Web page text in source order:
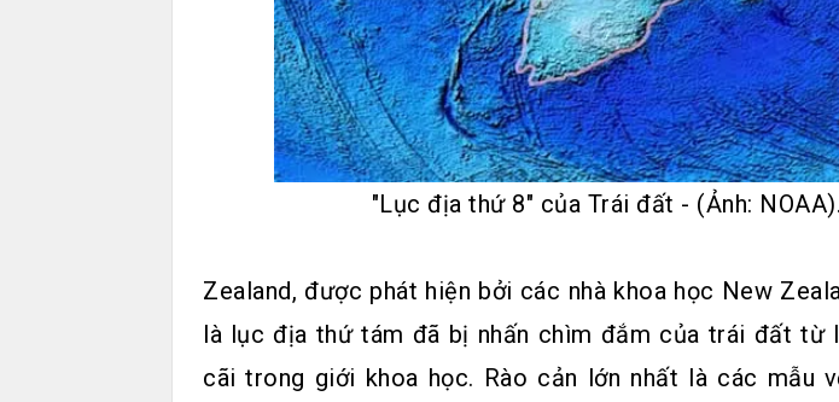
"Lục địa thứ 8" của Trái đất - (Ảnh: NOAA).
Zealand, được phát hiện bởi các nhà khoa học New
là lục địa thứ tám đã bị nhấn chìm đắm của trái đất từ
cãi trong giới khoa học. Rào cản lớn nhất là các mẫu